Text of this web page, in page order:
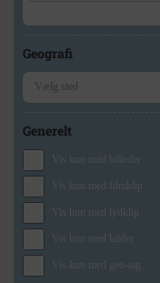
Geografi
Generelt
Vis kun med billeder
Vis kun med filmklip
Vis kun med lydklip
Vis kun med kilder
Vis kun med geo-tag